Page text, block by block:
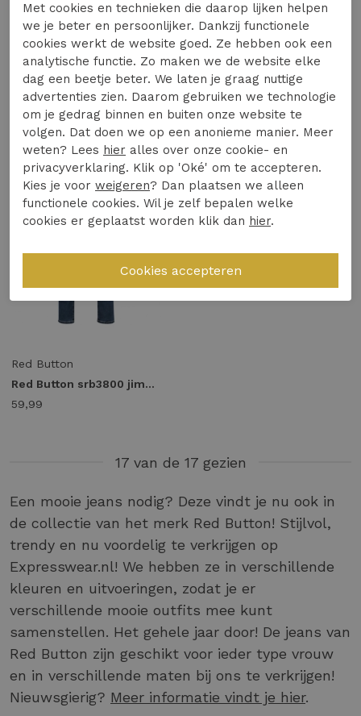
22,5075,00
69,99
Red Button
Red Button srb3800 jimmy Skinny fit midstone used
59,99
17 van de 17 gezien
Een mooie jeans nodig? Deze vindt je nu ook in
de collectie van het merk Red Button! Stijlvol,
trendy en nu voordelig te verkrijgen op
Expresswear.nl! We hebben ze in verschillende
kleuren en uitvoeringen, zodat je er
verschillende mooie outfits mee kunt
samenstellen. Het gehele jaar door! De jeans van
Red Button zijn geschikt voor ieder type vrouw
en in verschillende maten bij ons te verkrijgen!
Nieuwsgierig? Meer informatie vindt je hier.
Met cookies en technieken die daarop lijken helpen
we je beter en persoonlijker. Dankzij functionele
cookies werkt de website goed. Ze hebben ook een
analytische functie. Zo maken we de website elke
dag een beetje beter. We laten je graag nuttige
advertenties zien. Daarom gebruiken we technologie
om je gedrag binnen en buiten onze website te
volgen. Dat doen we op een anonieme manier. Meer
weten? Lees hier alles over onze cookie- en
privacyverklaring. Klik op 'Oké' om te accepteren.
Kies je voor weigeren? Dan plaatsen we alleen
functionele cookies. Wil je zelf bepalen welke
cookies er geplaatst worden klik dan hier.